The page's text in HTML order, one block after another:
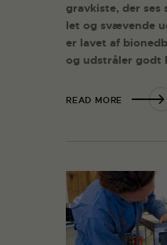
gravkiste, der ses
let og svævende
er lavet af
og udstråler godt
READ MORE